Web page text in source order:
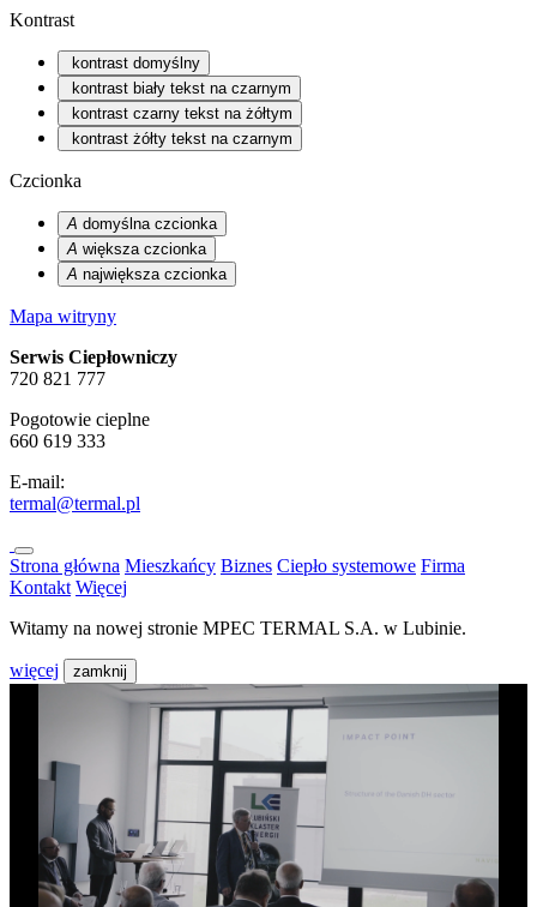
Kontrast
kontrast domyślny
kontrast biały tekst na czarnym
kontrast czarny tekst na żółtym
kontrast żółty tekst na czarnym
Czcionka
A domyślna czcionka
A większa czcionka
A największa czcionka
Mapa witryny
Serwis Ciepłowniczy
720 821 777
Pogotowie cieplne
660 619 333
E-mail:
termal@termal.pl
Strona główna Mieszkańcy Biznes Ciepło systemowe Firma
Kontakt Więcej
Witamy na nowej stronie MPEC TERMAL S.A. w Lubinie.
więcej zamknij